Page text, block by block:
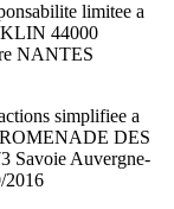
limitee a
44000
NANTES
simplifiee a
DES
Savoie Auvergne-
2016